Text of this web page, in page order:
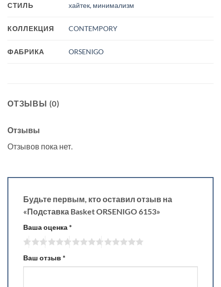
СТИЛЬ хайтек, минимализм
КОЛЛЕКЦИЯ CONTEMPORY
ФАБРИКА ORSENIGO
ОТЗЫВЫ (0)
Отзывы
Отзывов пока нет.
Будьте первым, кто оставил отзыв на
«Подставка Basket ORSENIGO 6153»
Ваша оценка*
Ваш отзыв *